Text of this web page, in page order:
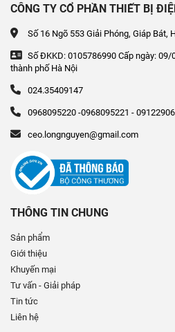
CÔNG TY CỔ PHẦN THIẾT BỊ
Số 16 Ngõ 553 Giải Phóng, Giáp Bát,
Số ĐKKD: 0105786990 Cấp ngày:
thành phố Hà Nội
024.35409147
0968095220 -0968095221 -
ceo.longnguyen@gmail.com
THÔNG TIN CHUNG
Sản phẩm
Giới thiệu
Khuyến mại
Tư vấn - Giải pháp
Tin tức
Liên hệ